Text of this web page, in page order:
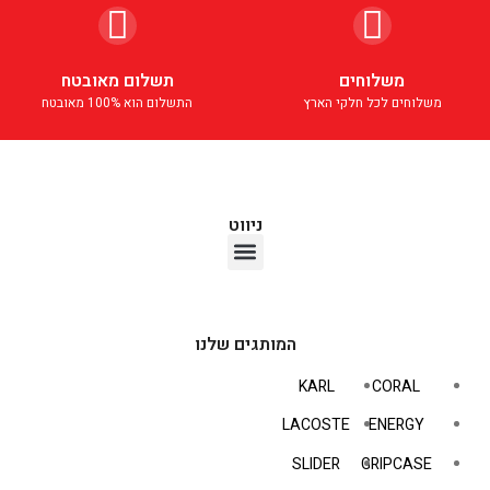
משלוחים
משלוחים לכל חלקי הארץ
תשלום מאובטח
התשלום הוא 100% מאובטח
ניווט
המותגים שלנו
CORAL
ENERGY
GRIPCASE
KARL
LACOSTE
SLIDER